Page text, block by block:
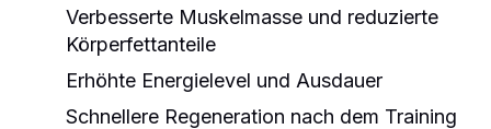
Verbesserte Muskelmasse und reduzierte
Körperfettanteile
Erhöhte Energielevel und Ausdauer
Schnellere Regeneration nach dem Training